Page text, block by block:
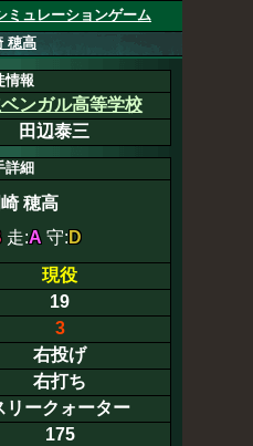
ミュレーションゲーム
穂高
情報
ンガル高等学校
田辺泰三
詳細
崎 穂高
走:A 守: D
現役
19
3
右投げ
右打ち
リークォーター
175